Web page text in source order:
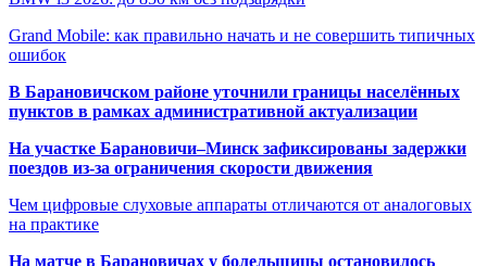
Grand Mobile: как правильно начать и не совершить типичных
ошибок
В Барановичском районе уточнили границы населённых
пунктов в рамках административной актуализации
На участке Барановичи–Минск зафиксированы задержки
поездов из-за ограничения скорости движения
Чем цифровые слуховые аппараты отличаются от аналоговых
на практике
На матче в Барановичах у болельщицы остановилось